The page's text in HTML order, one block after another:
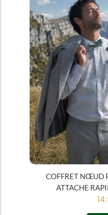
COFFRET NŒUD
ATTACHE